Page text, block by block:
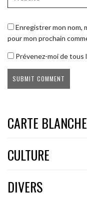
Enregistrer mon nom,
pour mon prochain
Prévenez-moi de tous
CARTE
CULTURE
DIVERS